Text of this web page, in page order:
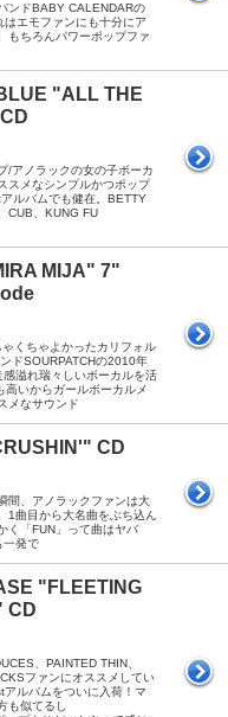
ンドBABY CALENDARの
エモファンにも十分にア
もちろんパワーポップファ
"ALL THE
/アノラックの女の子ボーカ
スメなシンプルかつポップ
ルバムでも健在。BETTY
CUB、KUNG FU
MIJA" 7"
くちゃよかったカリフォル
ドSOURPATCHの2010年
溢れ瑞々しいボーカルを活
いからガールボーカルメ
メなサウンド
CD
間、アノラックファンは大
1曲目から大名曲をぶち込ん
く「FUN」って曲はヤバ
一発で
"FLEETING
CD
、PAINTED THIN、
ファンにオススメしてい
ルバムをついに入荷！マ
も似てるし